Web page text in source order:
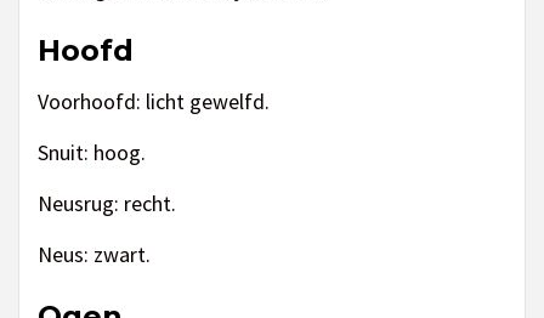
Hoofd
Voorhoofd: licht gewelfd.
Snuit: hoog.
Neusrug: recht.
Neus: zwart.